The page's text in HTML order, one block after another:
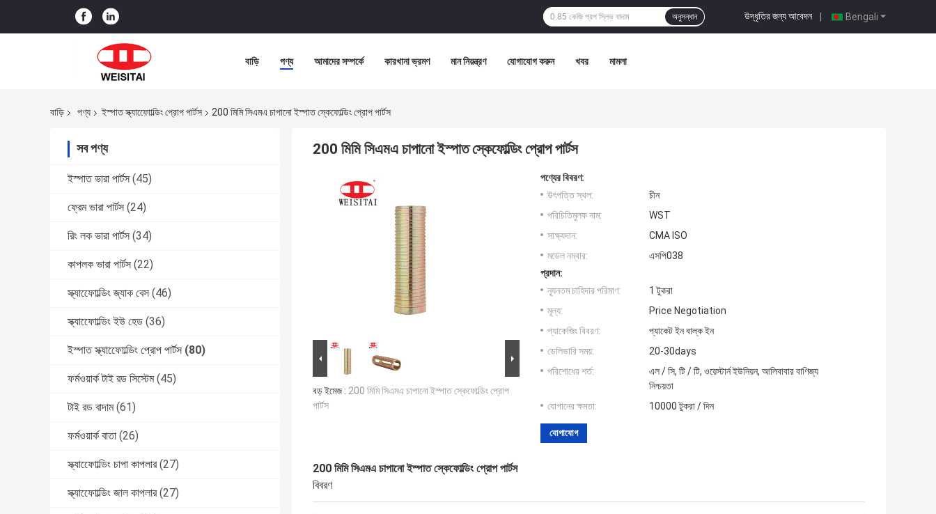
Bengali
উদ্ধৃতির জন্য আবেদন |
অনুসন্ধান
বাড়ি পণ্য আমাদের সম্পর্কে কারখানা ভ্রমণ মান নিয়ন্ত্রণ যোগাযোগ করুন খবর মামলা
বাড়ি পণ্য ইস্পাত স্ক্যাফোোল্ডিং প্রোপ পার্টস 200 মিমি সিএমএ চাপানো ইস্পাত স্কেফোল্ডিং প্রোপ পার্টস
সব পণ্য
ইস্পাত ভারা পার্টস (45)
ফ্রেম ভারা পার্টস (24)
রিং লক ভারা পার্টস (34)
কাপলক ভারা পার্টস (22)
স্ক্যাফোোল্ডিং জ্যাক বেস (46)
স্ক্যাফোোল্ডিং ইউ হেড (36)
ইস্পাত স্ক্যাফোোল্ডিং প্রোপ পার্টস (80)
ফর্মওয়ার্ক টাই রড সিস্টেম (45)
টাই রড বাদাম (61)
ফর্মওয়ার্ক বাতা (26)
স্ক্যাফোোল্ডিং চাপা কাপলার (27)
স্ক্যাফোোল্ডিং জাল কাপলার (27)
200 মিমি সিএমএ চাপানো ইস্পাত স্কেফোল্ডিং প্রোপ পার্টস
বড় ইমেজ : 200 মিমি সিএমএ চাপানো ইস্পাত স্কেফোল্ডিং প্রোপ
পার্টস
পণ্যের বিবরণ:
উৎপত্তি স্থল:
চীন
পরিচিতিমুলক নাম:
WST
সাক্ষ্যদান:
CMA ISO
মডেল নম্বার:
এসপি038
প্রদান:
ন্যূনতম চাহিদার পরিমাণ:
1 টুকরা
মূল্য:
Price Negotiation
প্যাকেজিং বিবরণ:
প্যাকেট ইন বাল্ক ইন
ডেলিভারি সময়:
20-30days
পরিশোধের শর্ত:
এল / সি, টি / টি, ওয়েস্টার্ন ইউনিয়ন, আলিবাবার বাণিজ্য
নিশ্চয়তা
যোগানের ক্ষমতা:
10000 টুকরা / দিন
যোগাযোগ
200 মিমি সিএমএ চাপানো ইস্পাত স্কেফোল্ডিং প্রোপ পার্টস
বিবরণ